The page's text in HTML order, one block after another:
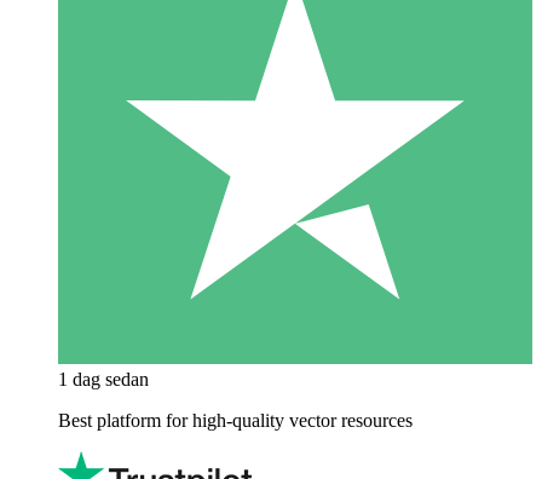
1 dag sedan
Best platform for high-quality vector resources